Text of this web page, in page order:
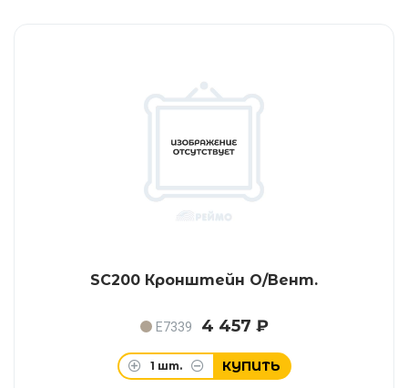
SC200 Кронштейн O/Вент.
E7339 4 457 ₽
1 шт. КУПИТЬ